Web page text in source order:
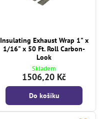
Insulating Exhaust Wrap 1" x
1/16" x 50 Ft. Roll Carbon-
Look
Skladem
1506,20 Kč
Do košíku